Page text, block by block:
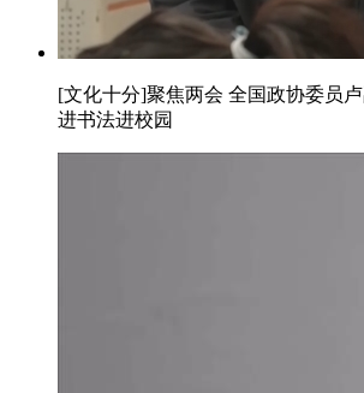
[文化十分]聚焦两会 全国政协委员
进书法进校园